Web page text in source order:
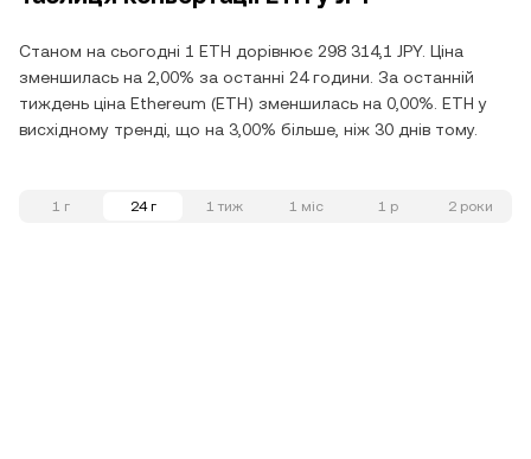
Станом на сьогодні 1 ETH дорівнює 298 314,1 JPY. Ціна
зменшилась на 2,00% за останні 24 години. За останній
тиждень ціна Ethereum (ETH) зменшилась на 0,00%. ETH у
висхідному тренді, що на 3,00% більше, ніж 30 днів тому.
1 г 24 г 1 тиж 1 міс 1 р 2 роки